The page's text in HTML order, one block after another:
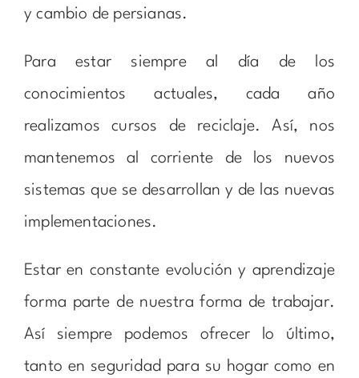
y cambio de persianas.
Para estar siempre al día de los
conocimientos actuales, cada año
realizamos cursos de reciclaje. Así, nos
mantenemos al corriente de los nuevos
sistemas que se desarrollan y de las nuevas
implementaciones.
Estar en constante evolución y aprendizaje
forma parte de nuestra forma de trabajar.
Así siempre podemos ofrecer lo último,
tanto en seguridad para su hogar como en